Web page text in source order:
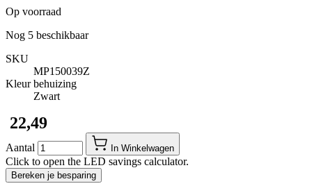
Op voorraad
Nog 5 beschikbaar
SKU
MP150039Z
Kleur behuizing
Zwart
​ 22,49
Aantal In Winkelwagen
Click to open the LED savings calculator.
Bereken je besparing